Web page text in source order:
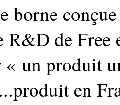
borne
R&D de Free
« un produit
en